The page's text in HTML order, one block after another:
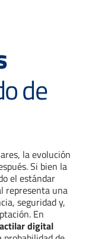
de
la evolución
Si bien la
el estándar
representa una
seguridad y,
En
digital